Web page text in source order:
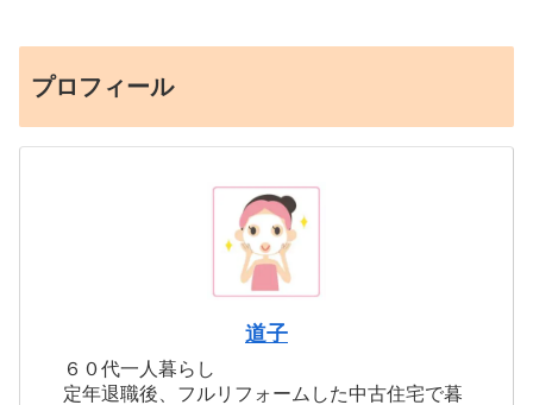
プロフィール
道子
６０代一人暮らし
定年退職後、フルリフォームした中古住宅で暮